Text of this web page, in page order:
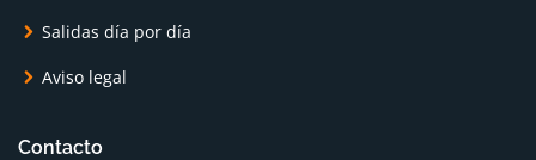
Salidas día por día
Aviso legal
Contacto